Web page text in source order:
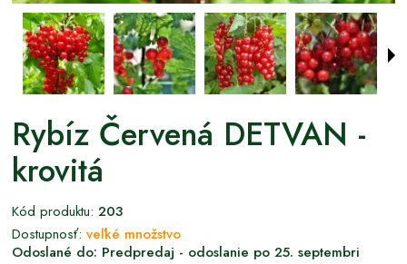
Rybíz Červená DETVAN -
krovitá
Kód produktu: 203
Dostupnosť: veľké množstvo
Odoslané do: Predpredaj - odoslanie po 25. septembri